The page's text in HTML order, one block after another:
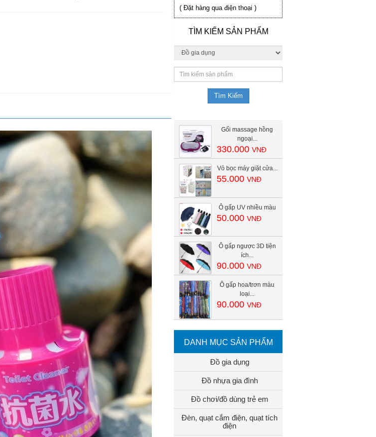
( Đặt hàng qua điện thoại )
TÌM KIẾM SẢN PHẨM
Gối massage hồng
ngoại...
330.000VNĐ
Vỏ bọc máy giặt cửa...
55.000VNĐ
Ô gấp UV nhiều màu
50.000VNĐ
Ô gấp ngược 3D tiện
ích...
90.000VNĐ
Ô gấp hoa/trơn màu
loại...
90.000VNĐ
DANH MỤC SẢN PHẨM
Đồ gia dụng
Đồ nhựa gia đình
Đồ chơi/đồ dùng trẻ em
Đèn, quạt cắm điện, quạt tích
điện